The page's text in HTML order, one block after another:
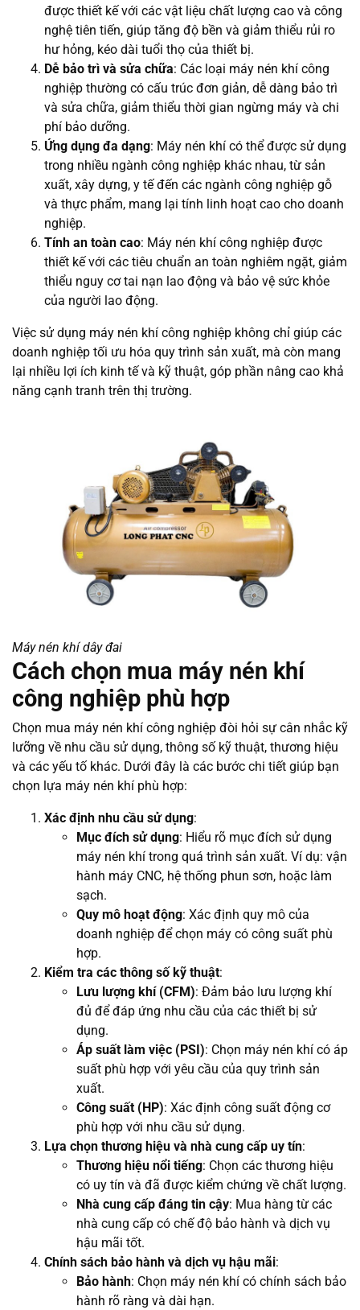
được thiết kế với các vật liệu chất lượng cao và công
nghệ tiên tiến, giúp tăng độ bền và giảm thiểu rủi ro
hư hỏng, kéo dài tuổi thọ của thiết bị.
Dễ bảo trì và sửa chữa: Các loại máy nén khí công
nghiệp thường có cấu trúc đơn giản, dễ dàng bảo trì
và sửa chữa, giảm thiểu thời gian ngừng máy và chi
phí bảo dưỡng.
Ứng dụng đa dạng: Máy nén khí có thể được sử dụng
trong nhiều ngành công nghiệp khác nhau, từ sản
xuất, xây dựng, y tế đến các ngành công nghiệp gỗ
và thực phẩm, mang lại tính linh hoạt cao cho doanh
nghiệp.
Tính an toàn cao: Máy nén khí công nghiệp được
thiết kế với các tiêu chuẩn an toàn nghiêm ngặt, giảm
thiểu nguy cơ tai nạn lao động và bảo vệ sức khỏe
của người lao động.
Việc sử dụng máy nén khí công nghiệp không chỉ giúp các
doanh nghiệp tối ưu hóa quy trình sản xuất, mà còn mang
lại nhiều lợi ích kinh tế và kỹ thuật, góp phần nâng cao khả
năng cạnh tranh trên thị trường.
Máy nén khí dây đai
Cách chọn mua máy nén khí
công nghiệp phù hợp
Chọn mua máy nén khí công nghiệp đòi hỏi sự cân nhắc kỹ
lưỡng về nhu cầu sử dụng, thông số kỹ thuật, thương hiệu
và các yếu tố khác. Dưới đây là các bước chi tiết giúp bạn
chọn lựa máy nén khí phù hợp:
Xác định nhu cầu sử dụng:
Mục đích sử dụng: Hiểu rõ mục đích sử dụng
máy nén khí trong quá trình sản xuất. Ví dụ: vận
hành máy CNC, hệ thống phun sơn, hoặc làm
sạch.
Quy mô hoạt động: Xác định quy mô của
doanh nghiệp để chọn máy có công suất phù
hợp.
Kiểm tra các thông số kỹ thuật:
Lưu lượng khí (CFM): Đảm bảo lưu lượng khí
đủ để đáp ứng nhu cầu của các thiết bị sử
dụng.
Áp suất làm việc (PSI): Chọn máy nén khí có áp
suất phù hợp với yêu cầu của quy trình sản
xuất.
Công suất (HP): Xác định công suất động cơ
phù hợp với nhu cầu sử dụng.
Lựa chọn thương hiệu và nhà cung cấp uy tín:
Thương hiệu nổi tiếng: Chọn các thương hiệu
có uy tín và đã được kiểm chứng về chất lượng.
Nhà cung cấp đáng tin cậy: Mua hàng từ các
nhà cung cấp có chế độ bảo hành và dịch vụ
hậu mãi tốt.
Chính sách bảo hành và dịch vụ hậu mãi:
Bảo hành: Chọn máy nén khí có chính sách bảo
hành rõ ràng và dài hạn.